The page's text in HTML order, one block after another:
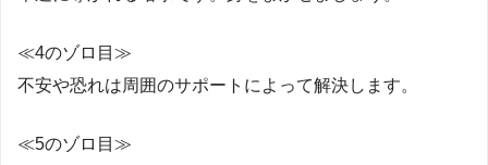
≪4のゾロ目≫
不安や恐れは周囲のサポートによって解決します。
≪5のゾロ目≫